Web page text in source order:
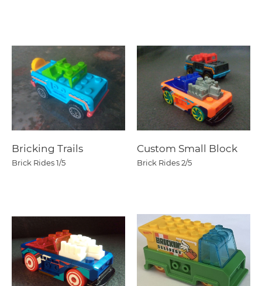
Bricking Trails
Brick Rides1/5
Custom Small Block
Brick Rides2/5